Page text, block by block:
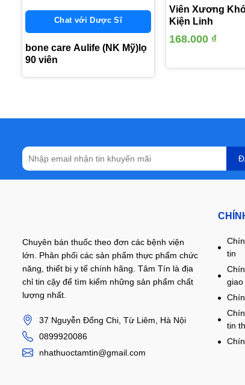
bone care Aulife (NK Mỹ)lọ
90 viên
Chat với Dược Sĩ
Viên Xương
Kiện Linh
168.000 ₫
Chuyên bán thuốc theo đơn các bệnh viện
lớn. Phân phối các sản phẩm thực phẩm chức
năng, thiết bị y tế chính hãng. Tâm Tín là địa
chỉ tin cậy để tìm kiếm những sản phẩm chất
lượng nhất.
37 Nguyễn Đổng Chi, Từ Liêm, Hà Nội
0899920086
nhathuoctamtin@gmail.com
tin
giao
tin